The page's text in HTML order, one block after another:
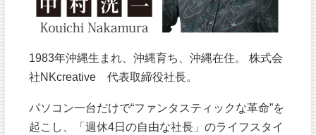
1983年沖縄生まれ、沖縄育ち、沖縄在住。 株式会
社NKcreative 代表取締役社長。
パソコン一台だけで“ファンタスティックな革命”を
起こし、「週休4日の自由な社長」のライフスタイ